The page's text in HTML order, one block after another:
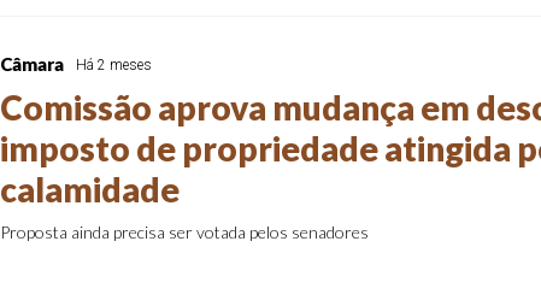
Câmara Há 2 meses
Comissão aprova mudança em
imposto de propriedade atingida
calamidade
Proposta ainda precisa ser votada pelos senadores